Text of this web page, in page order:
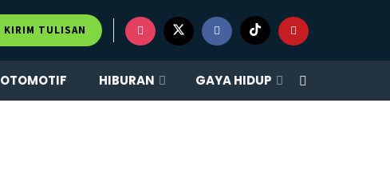
KIRIM TULISAN
OTOMOTIF HIBURAN GAYA HIDUP